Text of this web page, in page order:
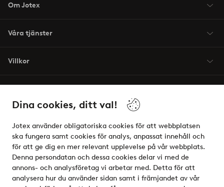
Dina cookies, ditt val!
Jotex använder obligatoriska cookies för att webbplatsen
ska fungera samt cookies för analys, anpassat innehåll och
för att ge dig en mer relevant upplevelse på vår webbplats.
Denna persondatan och dessa cookies delar vi med de
annons- och analysföretag vi arbetar med. Detta för att
analysera hur du använder sidan samt i främjandet av vår
Om Jotex
Våra tjänster
Villkor
Säkra betalningar - Betala direkt eller dela upp
Vill du veta mer om våra betalalternativ?